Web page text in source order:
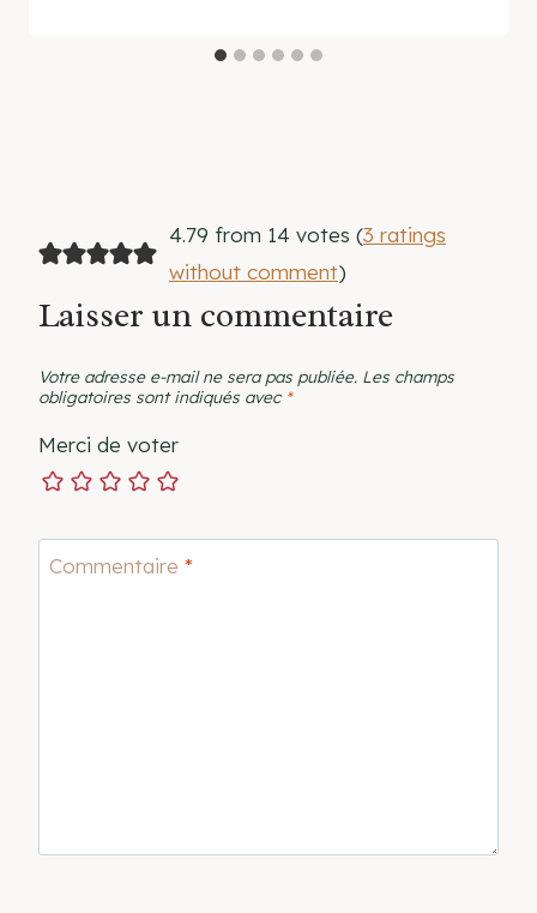
4.79 from 14 votes (3 ratings
without comment)
Laisser un commentaire
Votre adresse e-mail ne sera pas publiée. Les champs
obligatoires sont indiqués avec *
Merci de voter
Commentaire *